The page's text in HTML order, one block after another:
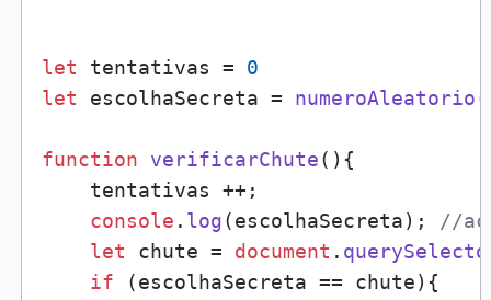
let tentativas = 0
let escolhaSecreta = numeroAleatorio
function verificarChute( ){
    tentativas ++;
console . log(escolhaSecreta); //
let chute = document .
if (escolhaSecreta == chute){